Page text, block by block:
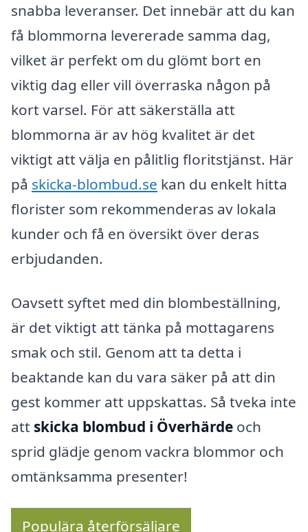
snabba leveranser. Det innebär att du kan
få blommorna levererade samma dag,
vilket är perfekt om du glömt bort en
viktig dag eller vill överraska någon på
kort varsel. För att säkerställa att
blommorna är av hög kvalitet är det
viktigt att välja en pålitlig floritstjänst. Här
på skicka-blombud.se kan du enkelt hitta
florister som rekommenderas av lokala
kunder och få en översikt över deras
erbjudanden.
Oavsett syftet med din blombeställning,
är det viktigt att tänka på mottagarens
smak och stil. Genom att ta detta i
beaktande kan du vara säker på att din
gest kommer att uppskattas. Så tveka inte
att skicka blombud i Överhärde och
sprid glädje genom vackra blommor och
omtänksamma presenter!
Populära återförsäljare